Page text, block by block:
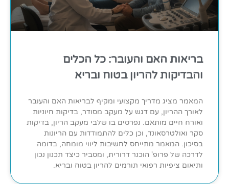
בריאות האם והעובר: כל הכלים
והבדיקות להריון בטוח ובריא
המאמר מציג מדריך מקצועי ומקיף לבריאות האם והעובר
לאורך ההריון, עם דגש על מעקב מסודר, בדיקות חיוניות
ואורח חיים מותאם. נפרסים בו שלבי מעקב הריון, בדיקות
סקר ואולטרסאונד, וכן כלים להתמודדות עם הריונות
בסיכון. המאמר מתייחס לחשיבות ליווי מומחה, בדומה
לדרכה של פרופ' הוכנר דרורית, ומסביר כיצד תכנון נכון
ותיאום ציפיות רפואי תורמים להריון בטוח ובריא.